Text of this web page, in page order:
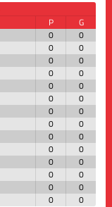
P
G
0
0
0
0
0
0
0
0
0
0
0
0
0
0
0
0
0
0
0
0
0
0
0
0
0
0
0 0